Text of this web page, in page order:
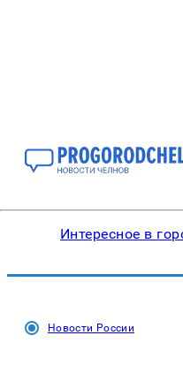
Интересное в
Новости России